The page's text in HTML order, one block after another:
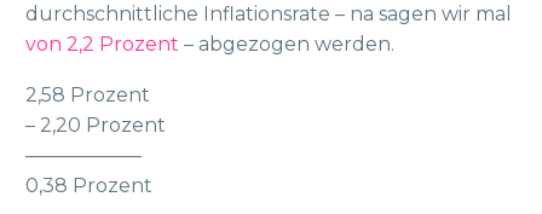
durchschnittliche Inflationsrate – na sagen wir mal
von 2,2 Prozent – abgezogen werden.
2,58 Prozent
– 2,20 Prozent
——————
0,38 Prozent